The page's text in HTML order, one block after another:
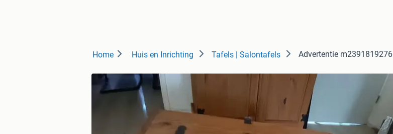
Home Huis en Inrichting Tafels | Salontafels Advertentie m2391819276